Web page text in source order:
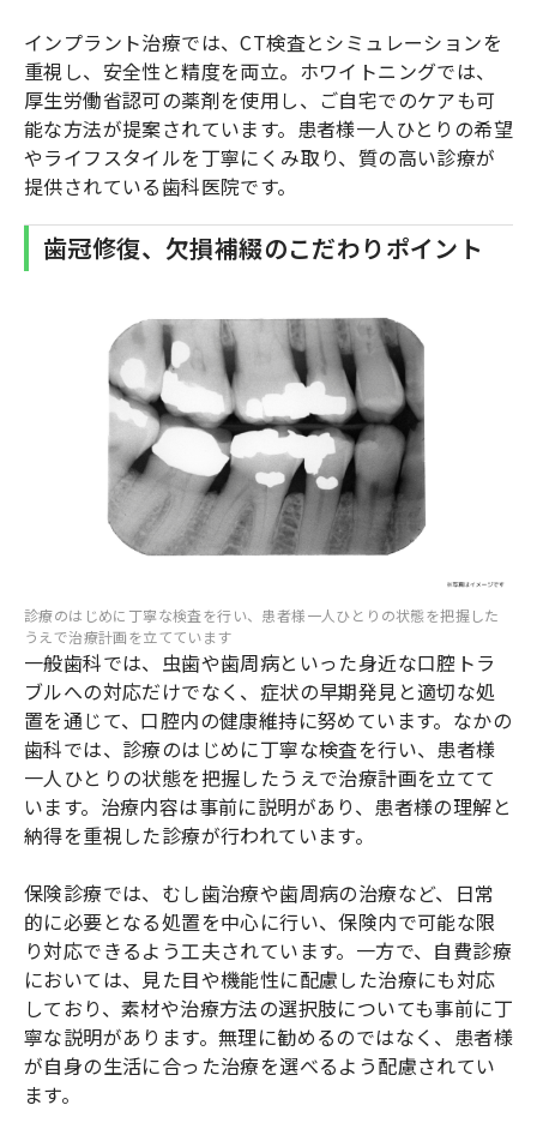
インプラント治療では、CT検査とシミュレーションを
重視し、安全性と精度を両立。ホワイトニングでは、
厚生労働省認可の薬剤を使用し、ご自宅でのケアも可
能な方法が提案されています。患者様一人ひとりの希望
やライフスタイルを丁寧にくみ取り、質の高い診療が
提供されている歯科医院です。
歯冠修復、欠損補綴のこだわりポイント
診療のはじめに丁寧な検査を行い、患者様一人ひとりの状態を把握した
うえで治療計画を立てています
一般歯科では、虫歯や歯周病といった身近な口腔トラ
ブルへの対応だけでなく、症状の早期発見と適切な処
置を通じて、口腔内の健康維持に努めています。なかの
歯科では、診療のはじめに丁寧な検査を行い、患者様
一人ひとりの状態を把握したうえで治療計画を立てて
います。治療内容は事前に説明があり、患者様の理解と
納得を重視した診療が行われています。
保険診療では、むし歯治療や歯周病の治療など、日常
的に必要となる処置を中心に行い、保険内で可能な限
り対応できるよう工夫されています。一方で、自費診療
においては、見た目や機能性に配慮した治療にも対応
しており、素材や治療方法の選択肢についても事前に丁
寧な説明があります。無理に勧めるのではなく、患者様
が自身の生活に合った治療を選べるよう配慮されてい
ます。